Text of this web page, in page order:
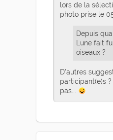
lors de la
photo prise le
Depuis
Lune fait
oiseaux ?
D'autres
participant(e)s
pas...